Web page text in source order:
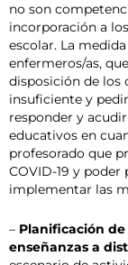
no son
incorporación a
escolar. La
enfermeros/as,
disposición de los
insuficiente y
responder y
educativos en
profesorado que
COVID-19 y
implementar las
– Planificación de
enseñanzas a